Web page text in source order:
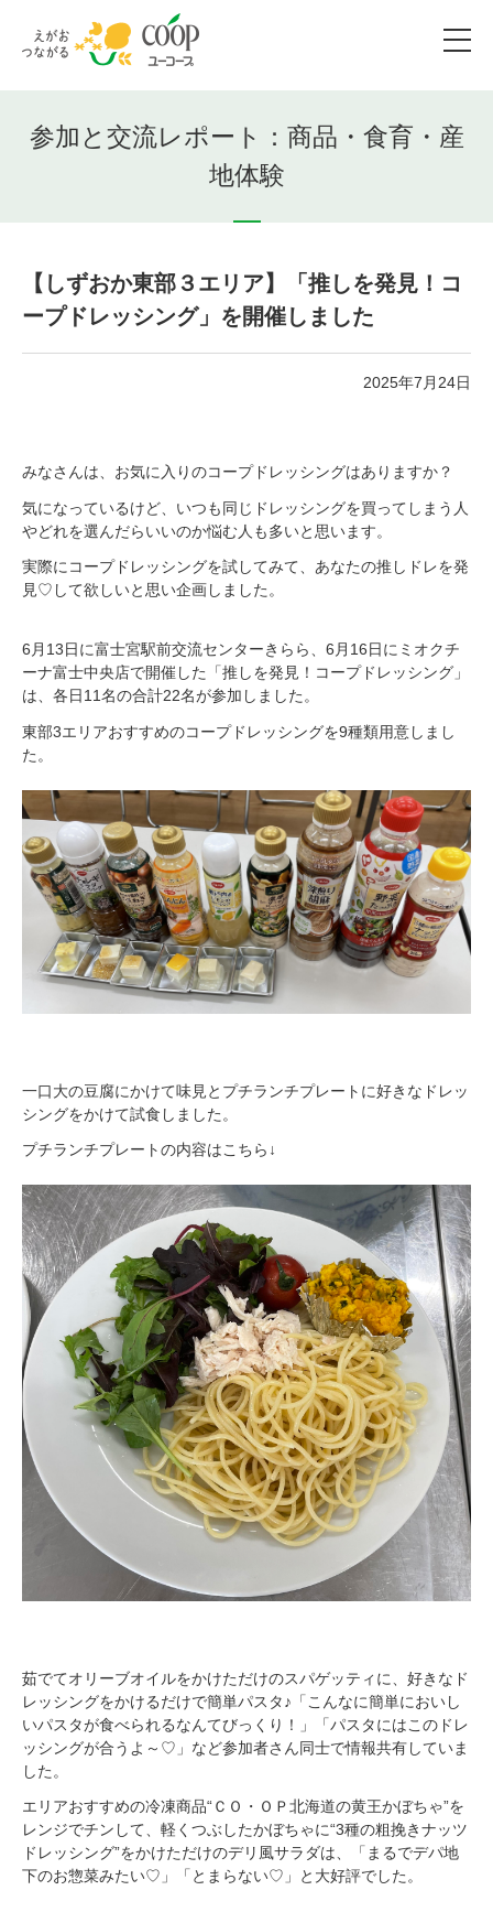
参加と交流レポート：商品・食育・産
地体験
【しずおか東部３エリア】「推しを発見！コ
ープドレッシング」を開催しました
2025年7月24日
みなさんは、お気に入りのコープドレッシングはありますか？
気になっているけど、いつも同じドレッシングを買ってしまう人
やどれを選んだらいいのか悩む人も多いと思います。
実際にコープドレッシングを試してみて、あなたの推しドレを発
見♡して欲しいと思い企画しました。
6月13日に富士宮駅前交流センターきらら、6月16日にミオクチ
ーナ富士中央店で開催した「推しを発見！コープドレッシング」
は、各日11名の合計22名が参加しました。
東部3エリアおすすめのコープドレッシングを9種類用意しまし
た。
一口大の豆腐にかけて味見とプチランチプレートに好きなドレッ
シングをかけて試食しました。
プチランチプレートの内容はこちら↓
茹でてオリーブオイルをかけただけのスパゲッティに、好きなド
レッシングをかけるだけで簡単パスタ♪「こんなに簡単においし
いパスタが食べられるなんてびっくり！」「パスタにはこのドレ
ッシングが合うよ～♡」など参加者さん同士で情報共有していま
した。
エリアおすすめの冷凍商品“ＣＯ・ＯＰ北海道の黄王かぼちゃ”を
レンジでチンして、軽くつぶしたかぼちゃに“3種の粗挽きナッツ
ドレッシング”をかけただけのデリ風サラダは、「まるでデパ地
下のお惣菜みたい♡」「とまらない♡」と大好評でした。